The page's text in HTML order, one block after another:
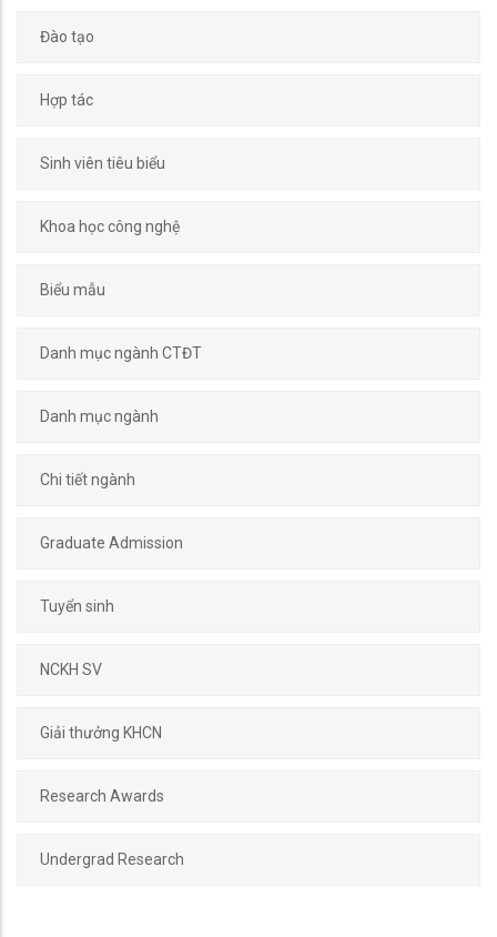
Đào tạo
Hợp tác
Sinh viên tiêu biểu
Khoa học công nghệ
Biểu mẫu
Danh mục ngành CTĐT
Danh mục ngành
Chi tiết ngành
Graduate Admission
Tuyển sinh
NCKH SV
Giải thưởng KHCN
Research Awards
Undergrad Research